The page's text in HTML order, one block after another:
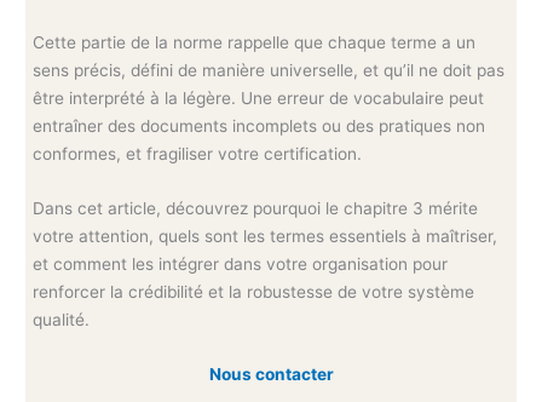
Cette partie de la norme rappelle que chaque terme a un
sens précis, défini de manière universelle, et qu’il ne doit pas
être interprété à la légère. Une erreur de vocabulaire peut
entraîner des documents incomplets ou des pratiques non
conformes, et fragiliser votre certification.
Dans cet article, découvrez pourquoi le chapitre 3 mérite
votre attention, quels sont les termes essentiels à maîtriser,
et comment les intégrer dans votre organisation pour
renforcer la crédibilité et la robustesse de votre système
qualité.
Nous contacter